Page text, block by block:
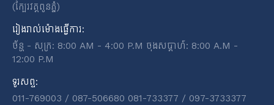
(ក្បែរវត្តពូនភ្នំ)
រៀងរាល់ម៉ោងធ្វើការ:
ច័ន្ហ - សុក្រ: 8:00 AM - 4:00 P.M ចុងសប្តាហ៍: 8:00 A.M -
12:00 P.M
ទូរសព្ទ:
011-769003 / 087-506680 081-733377 / 097-3733377